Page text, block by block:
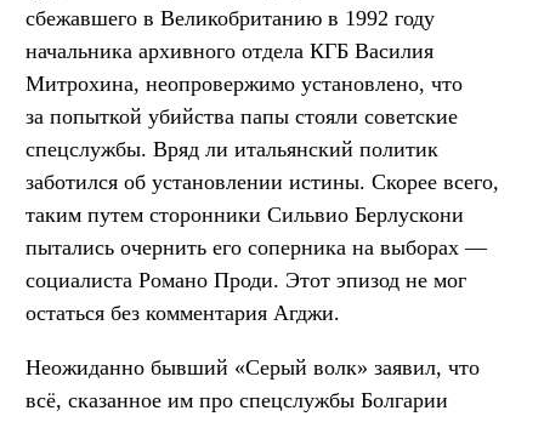
сбежавшего в Великобританию в 1992 году
начальника архивного отдела КГБ Василия
Митрохина, неопровержимо установлено, что
за попыткой убийства папы стояли советские
спецслужбы. Вряд ли итальянский политик
заботился об установлении истины. Скорее всего,
таким путем сторонники Сильвио Берлускони
пытались очернить его соперника на выборах —
социалиста Романо Проди. Этот эпизод не мог
остаться без комментария Агджи.
Неожиданно бывший «Серый волк» заявил, что
всё, сказанное им про спецслужбы Болгарии